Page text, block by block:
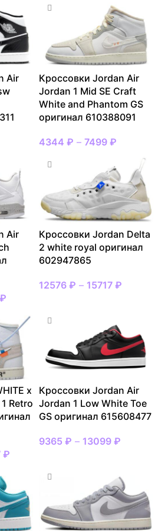
Air
Кроссовки Jordan Air
Jordan 1 Mid SE Craft
White and Phantom GS
оригинал 610388091
4344 ₽ – 7499 ₽
Air
₽
Кроссовки Jordan Delta
2 white royal оригинал
602947865
12576 ₽ – 15717 ₽
x
Retro
₽
Кроссовки Jordan Air
Jordan 1 Low White Toe
GS оригинал 615608477
9365 ₽ – 13099 ₽